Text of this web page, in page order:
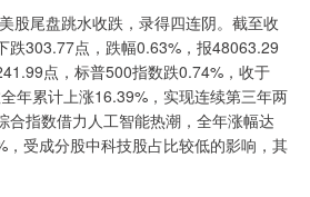
股尾盘跳水收跌，录得四连阴。截至收
跌303.77点，跌幅0.63%，报48063.29
点，标普500指数跌0.74%，收于
年累计上涨16.39%，实现连续第三年两
合指数借力人工智能热潮，全年涨幅达
受成分股中科技股占比较低的影响，其